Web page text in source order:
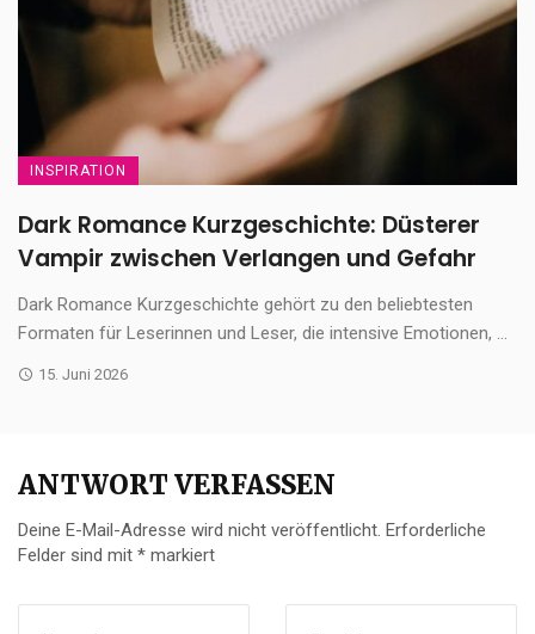
INSPIRATION
Dark Romance Kurzgeschichte: Düsterer
Vampir zwischen Verlangen und Gefahr
Dark Romance Kurzgeschichte gehört zu den beliebtesten
Formaten für Leserinnen und Leser, die intensive Emotionen, ...
15. Juni 2026
ANTWORT VERFASSEN
Deine E-Mail-Adresse wird nicht veröffentlicht. Erforderliche
Felder sind mit * markiert